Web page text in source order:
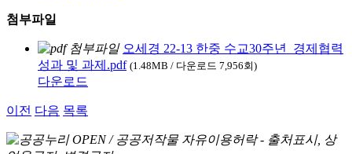
첨부파일
오세경 22-13 한중 수교30주년_경제협력
성과 및 과제.pdf (1.48MB / 다운로드 7,956회)
다운로드
이전 다음 목록